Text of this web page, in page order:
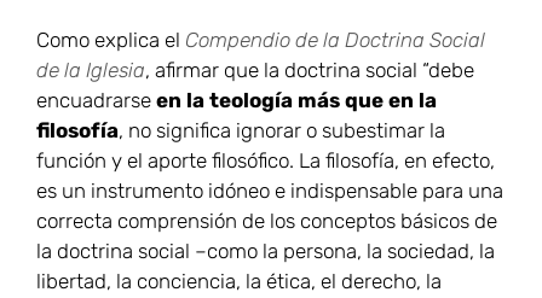
Como explica el Compendio de la Doctrina Social
de la Iglesia, afirmar que la doctrina social “debe
encuadrarse en la teología más que en la
filosofía, no significa ignorar o subestimar la
función y el aporte filosófico. La filosofía, en efecto,
es un instrumento idóneo e indispensable para una
correcta comprensión de los conceptos básicos de
la doctrina social –como la persona, la sociedad, la
libertad, la conciencia, la ética, el derecho, la